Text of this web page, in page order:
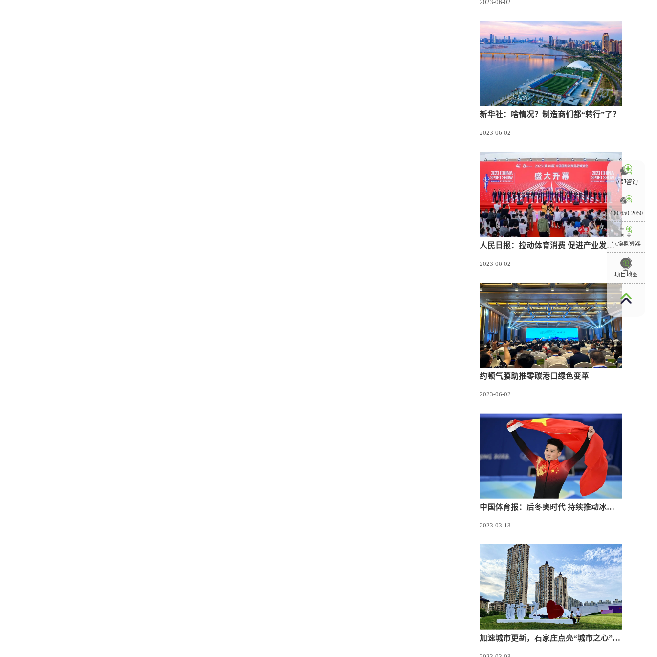
立即咨询
400-650-2050
气膜概算器
项目地图
2023-06-02
新华社：啥情况？制造商们都“转行”了？
2023-06-02
人民日报：拉动体育消费 促进产业发展（关注体育产业）
2023-06-02
约顿气膜助推零碳港口绿色变革
2023-06-02
中国体育报：后冬奥时代 持续推动冰雪运动高质量发展
2023-03-13
加速城市更新，石家庄点亮“城市之心”休闲娱乐新地标